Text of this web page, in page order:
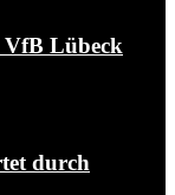
Lübeck
durch